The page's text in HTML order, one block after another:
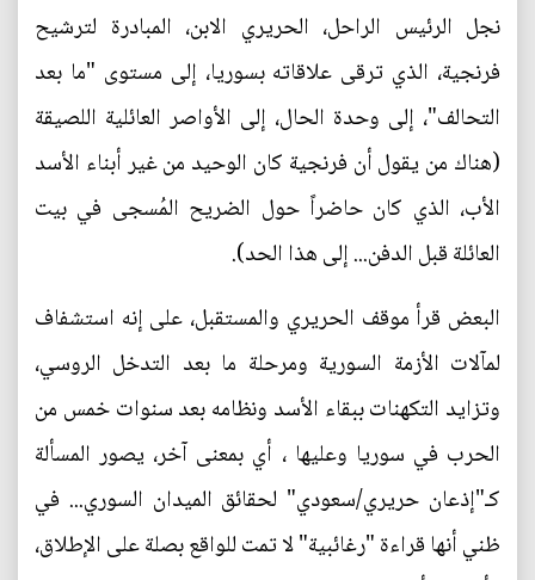
نجل الرئيس الراحل، الحريري الابن، المبادرة لترشيح
فرنجية، الذي ترقى علاقاته بسوريا، إلى مستوى "ما بعد
التحالف"، إلى وحدة الحال، إلى الأواصر العائلية اللصيقة
(هناك من يقول أن فرنجية كان الوحيد من غير أبناء الأسد
الأب، الذي كان حاضراً حول الضريح المُسجى في بيت
العائلة قبل الدفن... إلى هذا الحد).
البعض قرأ موقف الحريري والمستقبل، على إنه استشفاف
لمآلات الأزمة السورية ومرحلة ما بعد التدخل الروسي،
وتزايد التكهنات ببقاء الأسد ونظامه بعد سنوات خمس من
الحرب في سوريا وعليها ، أي بمعنى آخر، يصور المسألة
كـ"إذعان حريري/سعودي" لحقائق الميدان السوري... في
ظني أنها قراءة "رغائبية" لا تمت للواقع بصلة على الإطلاق،